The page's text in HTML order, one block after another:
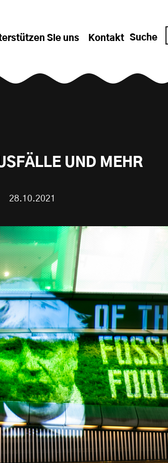
Sie uns Kontakt Suche
UND MEHR
28.10.2021